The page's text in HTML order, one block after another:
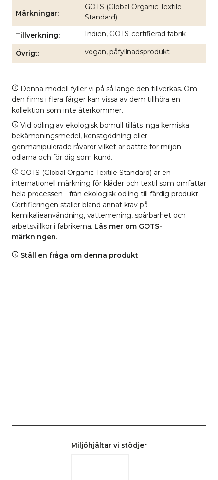
Märkningar
GOTS (Global Organic Textile
Standard)
Tillverkning Indien, GOTS-certifierad fabrik
Övrigt vegan, påfyllnadsprodukt
Denna modell fyller vi på så länge den tillverkas. Om
den finns i flera färger kan vissa av dem tillhöra en
kollektion som inte återkommer.
Vid odling av ekologisk bomull tillåts inga kemiska
bekämpningsmedel, konstgödning eller
genmanipulerade råvaror vilket är bättre för miljön,
odlarna och för dig som kund.
GOTS (Global Organic Textile Standard) är en
internationell märkning för kläder och textil som omfattar
hela processen - från ekologisk odling till färdig produkt.
Certifieringen ställer bland annat krav på
kemikalieanvändning, vattenrening, spårbarhet och
arbetsvillkor i fabrikerna. Läs mer om GOTS-
märkningen.
Ställ en fråga om denna produkt
Miljöhjältar vi stödjer